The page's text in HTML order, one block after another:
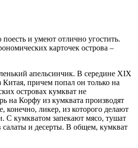
и умеют отлично угостить.
карточек острова –
апельсинчик. В середине XIX
Китая, причем попал он только на
островах кумкват не
на Корфу из кумквата производят
конечно, ликер, из которого делают
С кумкватом запекают мясо, тушат
и десерты. В общем, кумкват